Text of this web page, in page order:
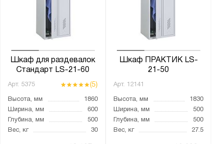
Шкаф для раздевалок
Стандарт LS-21-60
Арт. 5375 (5)
Высота, мм
1860
Ширина, мм
600
Глубина, мм
500
Вес, кг
30
Шкаф ПРАКТИК LS-
21-50
Арт. 12141
Высота, мм
1830
Ширина, мм
500
Глубина, мм
500
Вес, кг
27.5
от до
Количество дверей:
1
3